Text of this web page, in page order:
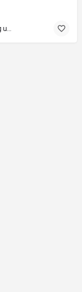
Finanzen, Controlling, Versicherung und Recht